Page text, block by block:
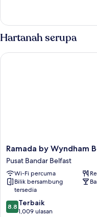
Bujang
(Single),
City
View
Twin
Room,
2
Katil
Bujang
Hartanah serupa
Ramada
by
Wyndham
Belfast
City
Centre
Pusat
Bandar
Ramada by Wyndham
Pusat Bandar Belfast
Wi-Fi percuma
Bilik bersambung
tersedia
8.8
daripada
8.8 Terbaik
1,009 ulasan
Ramada by Wyndham